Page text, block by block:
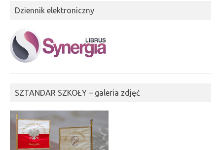
Dziennik elektroniczny
SZTANDAR SZKOŁY – galeria zdjęć